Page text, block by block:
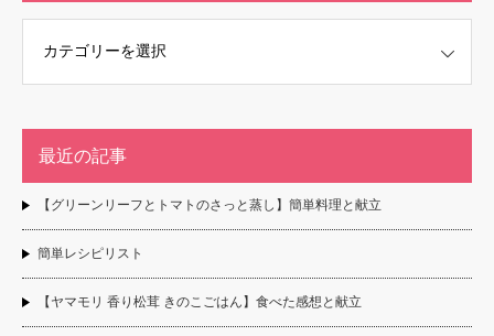
最近の記事
【グリーンリーフとトマトのさっと蒸し】簡単料理と献立
簡単レシピリスト
【ヤマモリ 香り松茸 きのこごはん】食べた感想と献立